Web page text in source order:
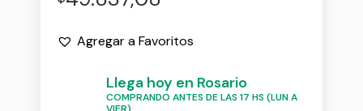
Agregar a Favoritos
Llega hoy en Rosario
COMPRANDO ANTES DE LAS 17 HS (LUN A
VIER)